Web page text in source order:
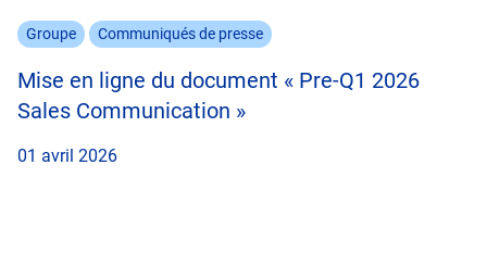
Groupe Communiqués de presse
Mise en ligne du document « Pre-Q1 2026
Sales Communication »
01 avril 2026